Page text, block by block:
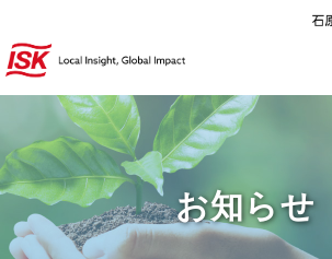
お知らせ